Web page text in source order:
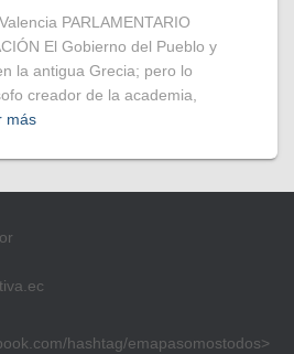
PARLAMENTARIO
El Gobierno del Pueblo y
la antigua Grecia; pero lo
creador de la academia,
más
hashtag/emapasomostodos>